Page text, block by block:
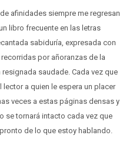
afinidades siempre me regresan
libro frecuente en las letras
sabiduría, expresada con
por añoranzas de la
saudade. Cada vez que
a quien le espera un placer
veces a estas páginas densas y
se tornará intacto cada vez que
de lo que estoy hablando.